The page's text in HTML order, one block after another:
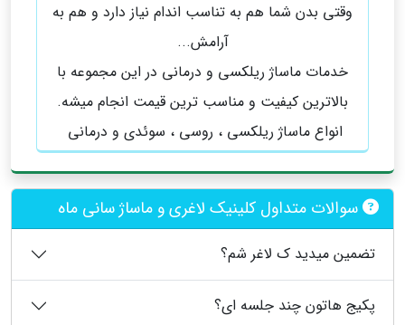
وقتی بدن شما هم به تناسب اندام نیاز دارد و هم به
آرامش...
خدمات ماساژ ریلکسی و درمانی در این مجموعه با
بالاترین کیفیت و مناسب ترین قیمت انجام میشه.
انواع ماساژ ریلکسی ، روسی ، سوئدی و درمانی ‌
سوالات متداول کلینیک لاغری و ماساژ سانی ماه
تضمین میدید ک لاغر شم؟
پکیج هاتون چند جلسه ای؟